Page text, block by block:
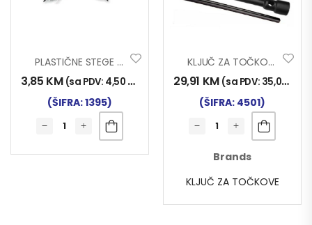
PLASTIČNE STEGE 3.60X200mm 100/1
3,85 KM (sa PDV: 4,50 KM
(ŠIFRA: 1395)
KLJUČ ZA TOČKOVE KAMIONSKI 30×32
29,91 KM (sa PDV: 35,00
(ŠIFRA: 4501)
Brands
KLJUČ ZA TOČKOVE